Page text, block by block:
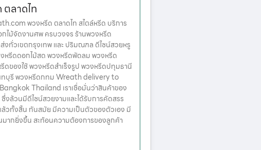
ลาดไท
พวงหรีด ตลาดไท สไตล์หรีด บริการ
ไม้จัดงานศพ ครบวงจร ร้านพวงหรีด
งทั่วเขตกรุงเทพ และ ปริมณฑล ดีไซน์สวยหรู
หรีดดอกไม้สด พวงหรีดพัดลม พวงหรีด
ดของใช้ พวงหรีดสำเร็จรูป พวงหรีดปทุมธานี
บุรี พวงหรีดกทม Wreath delivery to
Thailand เราเชื่อมั่นว่าสินค้าของ
ซึ่งล้วนมีดีไซน์สวยงามและได้รับการคัดสรร
วทั้งสิ้น ทันสมัย มีความเป็นตัวของตัวเอง มี
มากยิ่งขึ้น สะท้อนความต้องการของลูกค้า